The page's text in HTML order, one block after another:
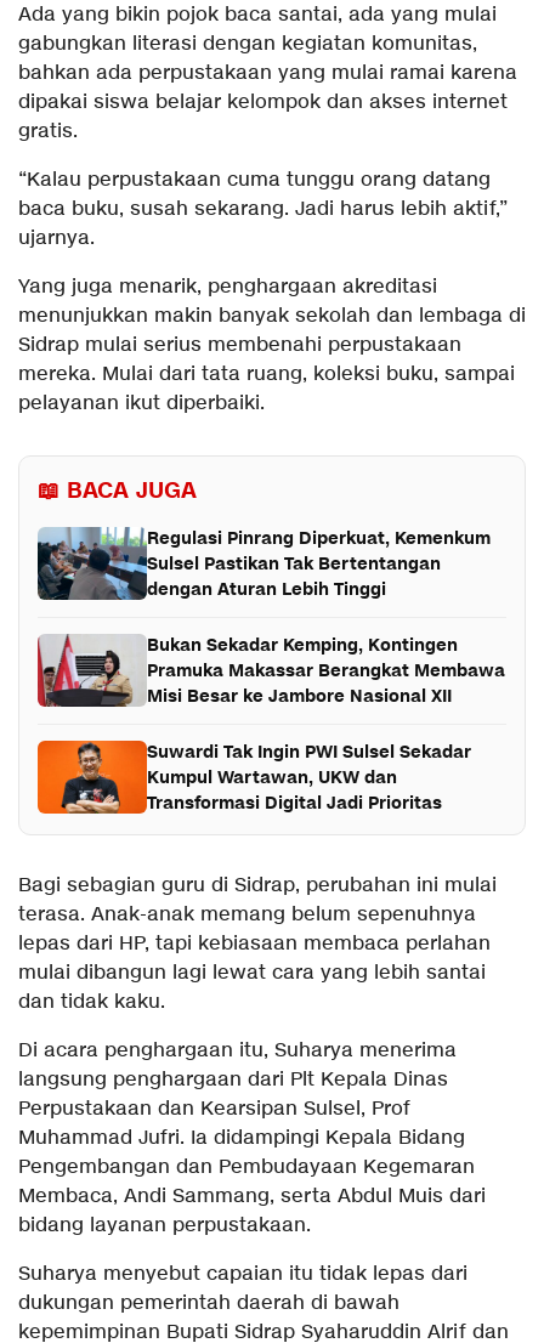
Ada yang bikin pojok baca santai, ada yang mulai
gabungkan literasi dengan kegiatan komunitas,
bahkan ada perpustakaan yang mulai ramai karena
dipakai siswa belajar kelompok dan akses internet
gratis.
“Kalau perpustakaan cuma tunggu orang datang
baca buku, susah sekarang. Jadi harus lebih aktif,”
ujarnya.
Yang juga menarik, penghargaan akreditasi
menunjukkan makin banyak sekolah dan lembaga di
Sidrap mulai serius membenahi perpustakaan
mereka. Mulai dari tata ruang, koleksi buku, sampai
pelayanan ikut diperbaiki.
📖 BACA JUGA
Regulasi Pinrang Diperkuat, Kemenkum
Sulsel Pastikan Tak Bertentangan
dengan Aturan Lebih Tinggi
Bukan Sekadar Kemping, Kontingen
Pramuka Makassar Berangkat Membawa
Misi Besar ke Jambore Nasional XII
Suwardi Tak Ingin PWI Sulsel Sekadar
Kumpul Wartawan, UKW dan
Transformasi Digital Jadi Prioritas
Bagi sebagian guru di Sidrap, perubahan ini mulai
terasa. Anak-anak memang belum sepenuhnya
lepas dari HP, tapi kebiasaan membaca perlahan
mulai dibangun lagi lewat cara yang lebih santai
dan tidak kaku.
Di acara penghargaan itu, Suharya menerima
langsung penghargaan dari Plt Kepala Dinas
Perpustakaan dan Kearsipan Sulsel, Prof
Muhammad Jufri. Ia didampingi Kepala Bidang
Pengembangan dan Pembudayaan Kegemaran
Membaca, Andi Sammang, serta Abdul Muis dari
bidang layanan perpustakaan.
Suharya menyebut capaian itu tidak lepas dari
dukungan pemerintah daerah di bawah
kepemimpinan Bupati Sidrap Syaharuddin Alrif dan